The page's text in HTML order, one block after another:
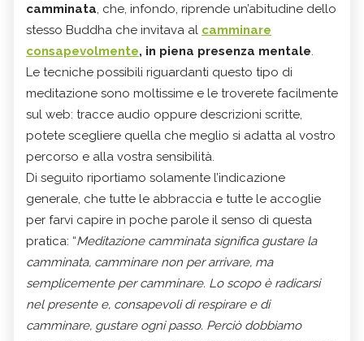
camminata, che, infondo, riprende un’abitudine dello
stesso Buddha che invitava al camminare
consapevolmente, in piena presenza mentale.
Le tecniche possibili riguardanti questo tipo di
meditazione sono moltissime e le troverete facilmente
sul web: tracce audio oppure descrizioni scritte,
potete scegliere quella che meglio si adatta al vostro
percorso e alla vostra sensibilità.
Di seguito riportiamo solamente l’indicazione
generale, che tutte le abbraccia e tutte le accoglie
per farvi capire in poche parole il senso di questa
pratica: “Meditazione camminata significa gustare la
camminata, camminare non per arrivare, ma
semplicemente per camminare. Lo scopo è radicarsi
nel presente e, consapevoli di respirare e di
camminare, gustare ogni passo. Perciò dobbiamo